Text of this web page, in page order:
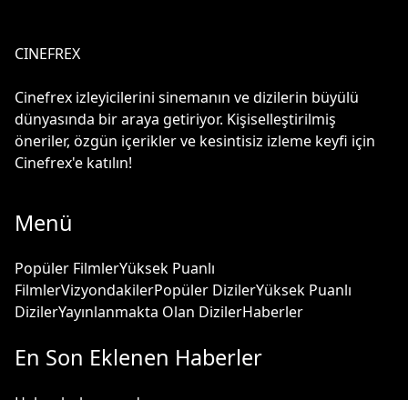
CINEFREX
Cinefrex izleyicilerini sinemanın ve dizilerin büyülü
dünyasında bir araya getiriyor. Kişiselleştirilmiş
öneriler, özgün içerikler ve kesintisiz izleme keyfi için
Cinefrex'e katılın!
Menü
Popüler FilmlerYüksek Puanlı
FilmlerVizyondakilerPopüler DizilerYüksek Puanlı
DizilerYayınlanmakta Olan DizilerHaberler
En Son Eklenen Haberler